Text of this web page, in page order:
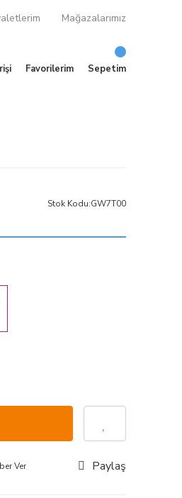
Mağazalarımız
Favorilerim Sepetim
Stok Kodu:GW7T00
Ver Paylaş